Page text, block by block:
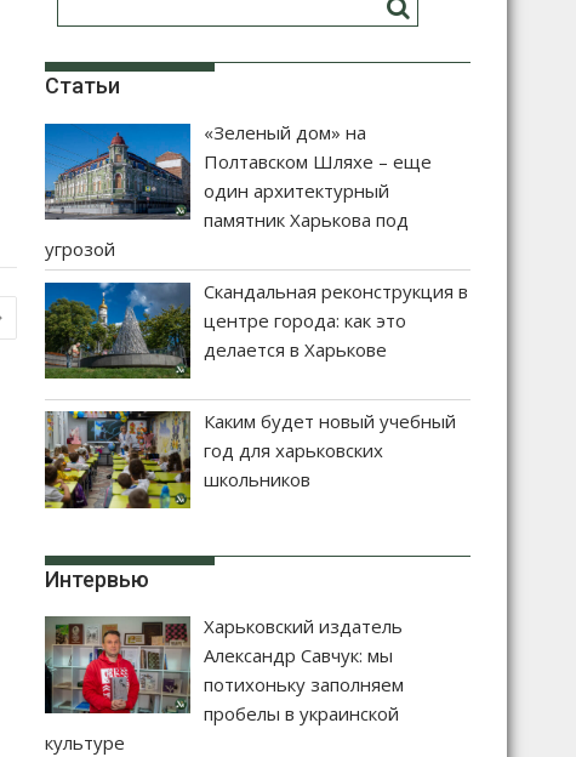
Статьи
«Зеленый дом» на
Полтавском Шляхе – еще
один архитектурный
памятник Харькова под
угрозой
Скандальная реконструкция в
центре города: как это
делается в Харькове
Каким будет новый учебный
год для харьковских
школьников
Интервью
Харьковский издатель
Александр Савчук: мы
потихоньку заполняем
пробелы в украинской
культуре